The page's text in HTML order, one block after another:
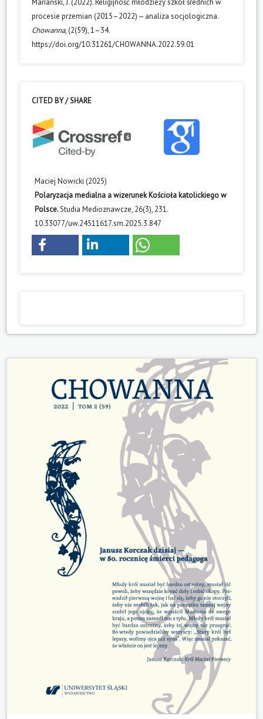
Mariański, J. (2022). Religijność młodzieży szkół średnich w
procesie przemian (2015–2022) ‒ analiza socjologiczna.
Chowanna, (2(59), 1–34.
https://doi.org/10.31261/CHOWANNA.2022.59.01
CITED BY / SHARE
6
Maciej Nowicki (2025)
Polaryzacja medialna a wizerunek Kościoła katolickiego w
Polsce.Studia Medioznawcze, 26(3), 231.
10.33077/uw.24511617.sm.2025.3.847
Jerzy Kostorz (2024)
Anna Zellma (2024)
(Re)vision of Religious Education of Children and Youth in
Secularized Polish Society.Verbum Vitae, 42 (1),255.
Agnieszka Laddach (2024)
Established-Outsiders Relations in Poland.Palgrave
Studies on Norbert Elias,
53.
10.1007/978-3-031-49523-6_3
Tomasz Kopiczko, Monika Dacka (2024)
Katechetyczne i psychologiczne aspekty przynależności do
wspólnoty Kościoła w okresie wczesnej adolescencji.
Verbum Vitae,42
207.
10.31743/vv.16896